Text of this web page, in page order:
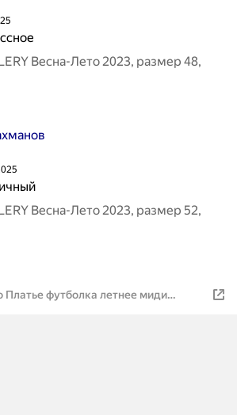
Весна-Лето 2023, размер 48,
Весна-Лето 2023, размер 52,
Платье футболка летнее миди